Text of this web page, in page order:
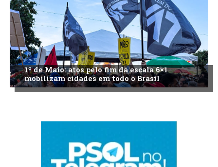
1º de Maio: atos pelo fim da escala 6×1
mobilizam cidades em todo o Brasil